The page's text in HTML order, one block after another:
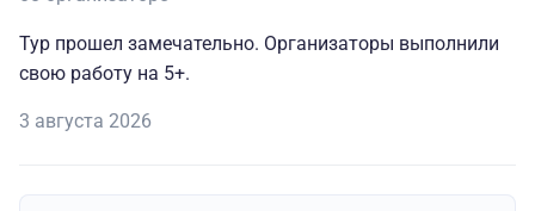
Тур прошел замечательно. Организаторы выполнили
свою работу на 5+.
3 августа 2026